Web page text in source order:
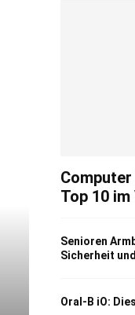
Top 10
Senioren
Sicherheit
Oral-B iO: